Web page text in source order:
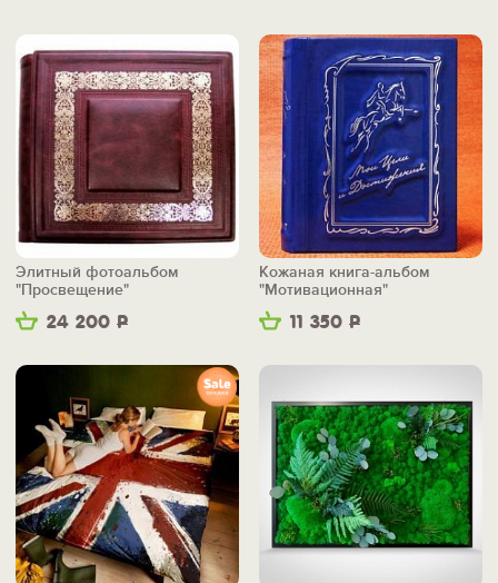
24 200 Р
Элитный фотоальбом
"Просвещение"
11 350 Р
Кожаная книга-альбом
"Мотивационная"